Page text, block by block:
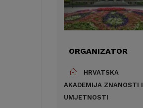
ORGANIZATOR
HRVATSKA
AKADEMIJA ZNANOSTI I
UMJETNOSTI